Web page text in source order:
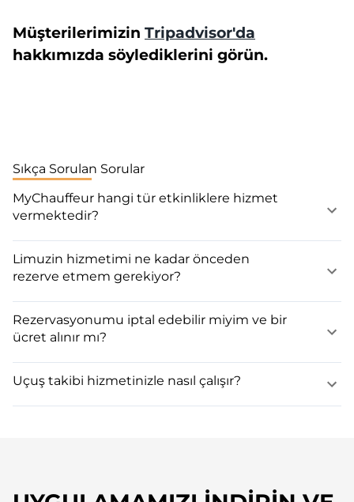
Müşterilerimizin Tripadvisor'da
hakkımızda söylediklerini görün.
Sıkça Sorulan Sorular
MyChauffeur hangi tür etkinliklere hizmet
vermektedir?
Limuzin hizmetimi ne kadar önceden
rezerve etmem gerekiyor?
Rezervasyonumu iptal edebilir miyim ve bir
ücret alınır mı?
Uçuş takibi hizmetinizle nasıl çalışır?